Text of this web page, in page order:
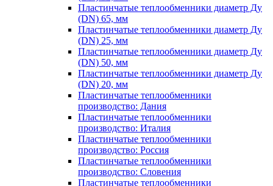
Пластинчатые теплообменники диаметр Ду
(DN) 65, мм
Пластинчатые теплообменники диаметр Ду
(DN) 25, мм
Пластинчатые теплообменники диаметр Ду
(DN) 50, мм
Пластинчатые теплообменники диаметр Ду
(DN) 20, мм
Пластинчатые теплообменники
производство: Дания
Пластинчатые теплообменники
производство: Италия
Пластинчатые теплообменники
производство: Россия
Пластинчатые теплообменники
производство: Словения
Пластинчатые теплообменники